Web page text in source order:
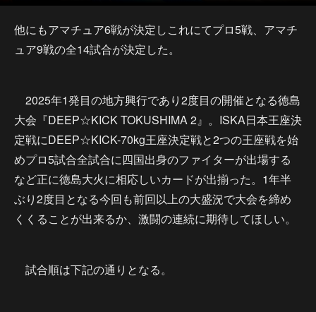
他にもアマチュア6戦が決定しこれにてプロ5戦、アマチ
ュア9戦の全14試合が決定した。
2025年1発目の地方興行であり2度目の開催となる徳島
大会『DEEP☆KICK TOKUSHIMA 2』。ISKA日本王座決
定戦にDEEP☆KICK-70kg王座決定戦と2つの王座戦を始
めプロ5試合全試合に四国出身のファイターが出場する
など正に徳島大火に相応しいカードが出揃った。1年半
ぶり2度目となる今回も前回以上の大盛況で大会を締め
くくることが出来るか、激闘の連続に期待してほしい。
試合順は下記の通りとなる。